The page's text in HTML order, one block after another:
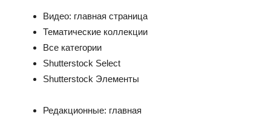
Видео: главная страница
Тематические коллекции
Все категории
Shutterstock Select
Shutterstock Элементы
Редакционные: главная